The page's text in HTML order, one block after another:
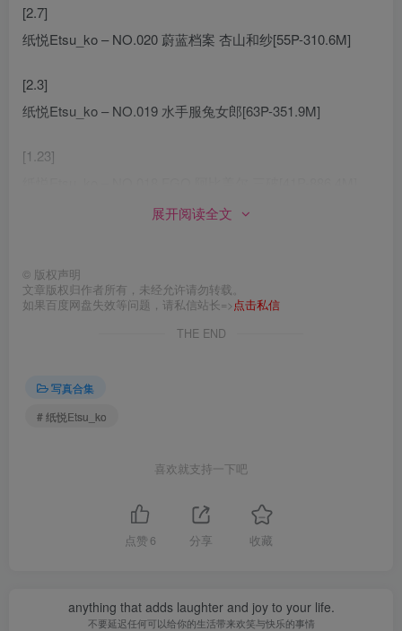
[2.7]
纸悦Etsu_ko – NO.020 蔚蓝档案 杏山和纱[55P-310.6M]
[2.3]
纸悦Etsu_ko – NO.019 水手服兔女郎[63P-351.9M]
[1.23]
[11.26]
纸悦Etsu_ko – NO.016 小蛋糕[69P-491.7M]✦自购✦
纸悦Etsu_ko – NO.015 娼年贞德[64P-640.9M]✦自购✦
纸悦Etsu_ko – NO.014 桃香 [54P-422MB]
纸悦Etsu_ko – NO.013 与地雷系女子的ktv约会[44P-438.8M]
纸悦Etsu_ko – NO.012 日奈原皮猫猫耳[72P-436.5M]
展开阅读全文
© 版权声明
文章版权归作者所有，未经允许请勿转载。
如果百度网盘失效等问题，请私信站长=>点击私信
THE END
写真合集
# 纸悦Etsu_ko
喜欢就支持一下吧
点赞 6 分享 收藏
anything that adds laughter and joy to your life.
不要延迟任何可以给你的生活带来欢笑与快乐的事情